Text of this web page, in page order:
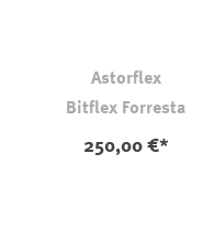
Astorflex
Bitflex Forresta
250,00 €*